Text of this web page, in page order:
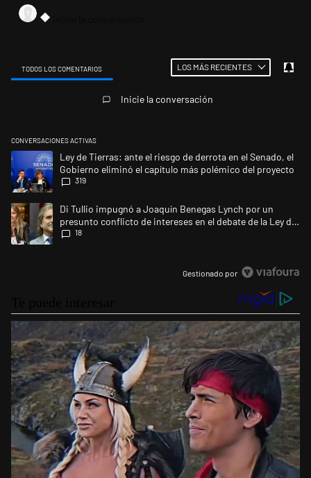
TODOS LOS COMENTARIOS LOS MÁS RECIENTES
Inicie la conversación
CONVERSACIONES ACTIVAS
Este listado muestra los artículos con más comentarios en los últimos
Un artículo de tendencia con el título "Ley de Tierras: ante el riesgo
Ley de Tierras: ante el riesgo de derrota en el Senado, el
Gobierno eliminó el capítulo más polémico del proyecto
319
Un artículo de tendencia con el título "Di Tullio impugnó a Joaquín
Di Tullio impugnó a Joaquín Benegas Lynch por un
presunto conflicto de intereses en el debate de la Ley de
Tierras
18
Gestionado por